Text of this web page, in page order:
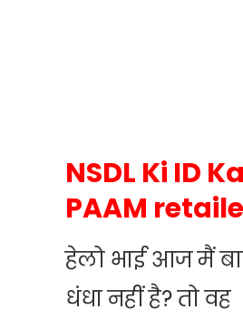
NSDL Ki ID
PAAM
हेलो भाई आज मैं
धंधा नहीं है? तो वह